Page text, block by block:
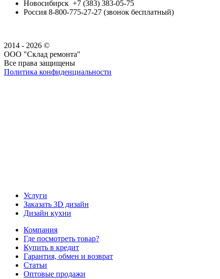
Новосибирск +7 (383) 383-05-75
Россия 8-800-775-27-27 (звонок бесплатный)
2014 - 2026 ©
ООО "Склад ремонта"
Все права защищены
Политика конфиденциальности
Услуги
Заказать 3D дизайн
Дизайн кухни
Компания
Где посмотреть товар?
Купить в кредит
Гарантия, обмен и возврат
Статьи
Оптовые продажи